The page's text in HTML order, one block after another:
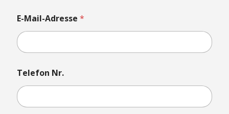
a
m
e
N
c
h
r
i
c
E-Mail-Adresse *
Telefon Nr.